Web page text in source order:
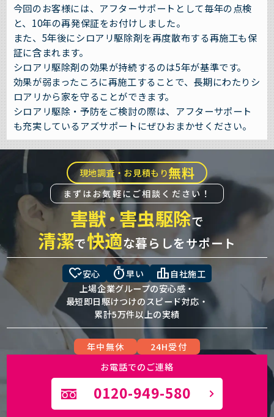
今回のお客様には、アフターサポートとして毎年の点検
と、10年の再発保証をお付けしました。
また、5年後にシロアリ駆除剤を再度散布する再施工も保
証に含まれます。
シロアリ駆除剤の効果が持続するのは5年が基準です。
効果が弱まったころに再施工することで、長期にわたりシ
ロアリから家を守ることができます。
シロアリ駆除・予防をご検討の際は、アフターサポート
も充実しているアズサポートにぜひおまかせください。
現地調査・お見積もり無料
まずはお気軽にご相談ください！
害獣・害虫駆除で
清潔で快適な暮らしをサポート
heart_check安心 timer早い leaderboard 自社施工
上場企業グループの安心感・
最短即日駆けつけのスピード対応・
累計5万件以上の実績
年中無休
24H受付
お電話でのご連絡
0120-949-580